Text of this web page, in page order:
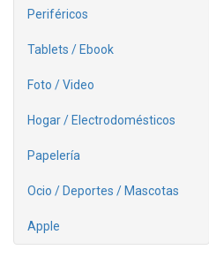
Periféricos
Tablets / Ebook
Foto / Video
Hogar / Electrodomésticos
Papelería
Ocio / Deportes / Mascotas
Apple